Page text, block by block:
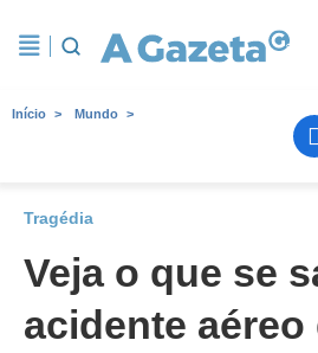
Início Mundo
Tragédia
Veja o que se
acidente aéreo